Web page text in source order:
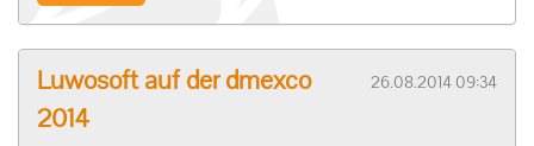
Luwosoft auf der dmexco
2014
26.08.2014 09:34